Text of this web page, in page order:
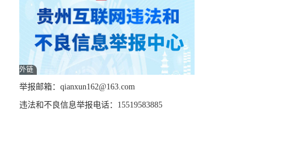
外链
举报邮箱：qianxun162@163.com
违法和不良信息举报电话：15519583885